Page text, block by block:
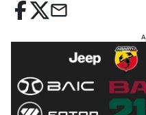
email